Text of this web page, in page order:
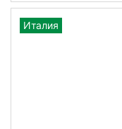
Италия